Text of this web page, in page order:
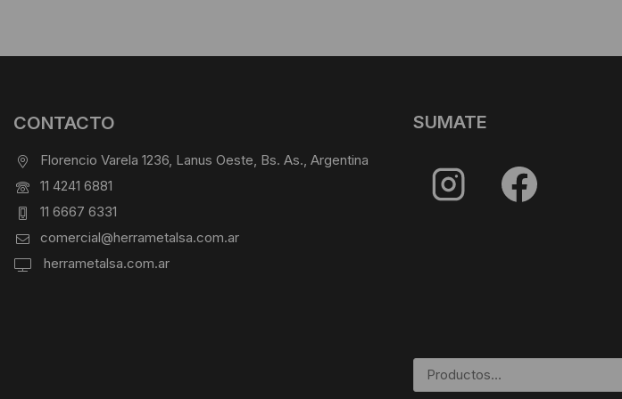
CONTACTO
Florencio Varela 1236, Lanus Oeste, Bs. As., Argentina
11 4241 6881
11 6667 6331
comercial@herrametalsa.com.ar
herrametalsa.com.ar
SUMATE